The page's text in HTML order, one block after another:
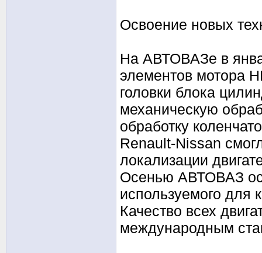
Освоение новых
На АВТОВАЗе в
элементов мотора
головки блока
механическую
обработку
Renault-Nissan
локализации
Осенью АВТОВАЗ
используемого для
Качество всех
международным